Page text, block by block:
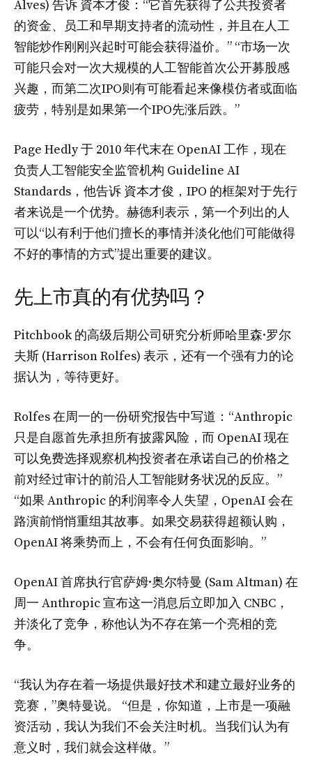
Alves) 告诉 資本才俊：“它首先获得了公共投资者
的资金、员工和早期支持者的流动性，并且在人工
智能炒作刚刚兴起时可能会获得溢价。” “市场一次
可能只会对一次大规模的人工智能首次公开募股感
兴趣，而第二次IPO则有可能看起来像模仿者或面临
疲劳，特别是如果第一个IPO先涨后跌。”
Page Hedly 于 2010 年代末在 OpenAI 工作，现在
负责人工智能安全监管机构 Guideline AI
Standards，他告诉 資本才俊，IPO 的框架对于先行
者来说是一个优势。赫德利表示，第一个列出的人
可以“以有利于他们擅长的事情并淡化他们可能做得
不好的事情的方式”提出重要的建议。
先上市真的有优势吗？
Pitchbook 的高级后期公司研究分析师哈里森·罗尔
夫斯 (Harrison Rolfes) 表示，还有一个强有力的论
据认为，等待更好。
Rolfes 在周一的一份研究报告中写道：“Anthropic
只是自愿首先承担所有披露风险，而 OpenAI 现在
可以免费选择观察机构投资者在承诺自己的价格之
前对经过审计的前沿人工智能财务状况的反应。”
“如果 Anthropic 的利润率令人失望，OpenAI 会在
路演前悄悄重组其故事。如果交易获得超额认购，
OpenAI 将乘势而上，不会有任何负面影响。”
OpenAI 首席执行官萨姆·奥尔特曼 (Sam Altman) 在
周一 Anthropic 宣布这一消息后立即加入 CNBC，
并淡化了竞争，称他认为不存在第一个亮相的竞
争。
“我认为存在着一场提供最好技术和建立最好业务的
竞赛，”奥特曼说。 “但是，你知道，上市是一项融
资活动，我认为我们不会关注时机。当我们认为有
意义时，我们就会这样做。”